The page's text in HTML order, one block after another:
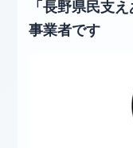
「長野県民支
事業者です